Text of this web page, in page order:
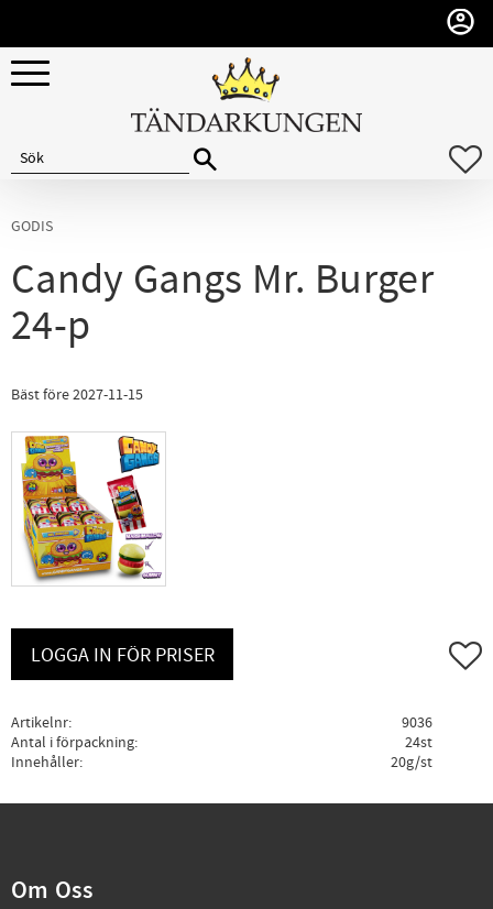
Meny
GODIS
Candy Gangs Mr. Burger
24-p
Bäst före 2027-11-15
LOGGA IN FÖR PRISER Lägg
Artikelnr
9036
Antal i förpackning
24st
Innehåller
20g/st
Om Oss